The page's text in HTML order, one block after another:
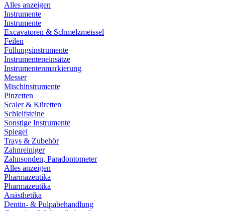
Alles anzeigen
Instrumente
Instrumente
Excavatoren & Schmelzmeissel
Feilen
Füllungsinstrumente
Instrumenteneinsätze
Instrumentenmarkierung
Messer
Mischinstrumente
Pinzetten
Scaler & Küretten
Schleifsteine
Sonstige Instrumente
Spiegel
Trays & Zubehör
Zahnreiniger
Zahnsonden, Paradontometer
Alles anzeigen
Pharmazeutika
Pharmazeutika
Anästhetika
Dentin- & Pulpabehandlung